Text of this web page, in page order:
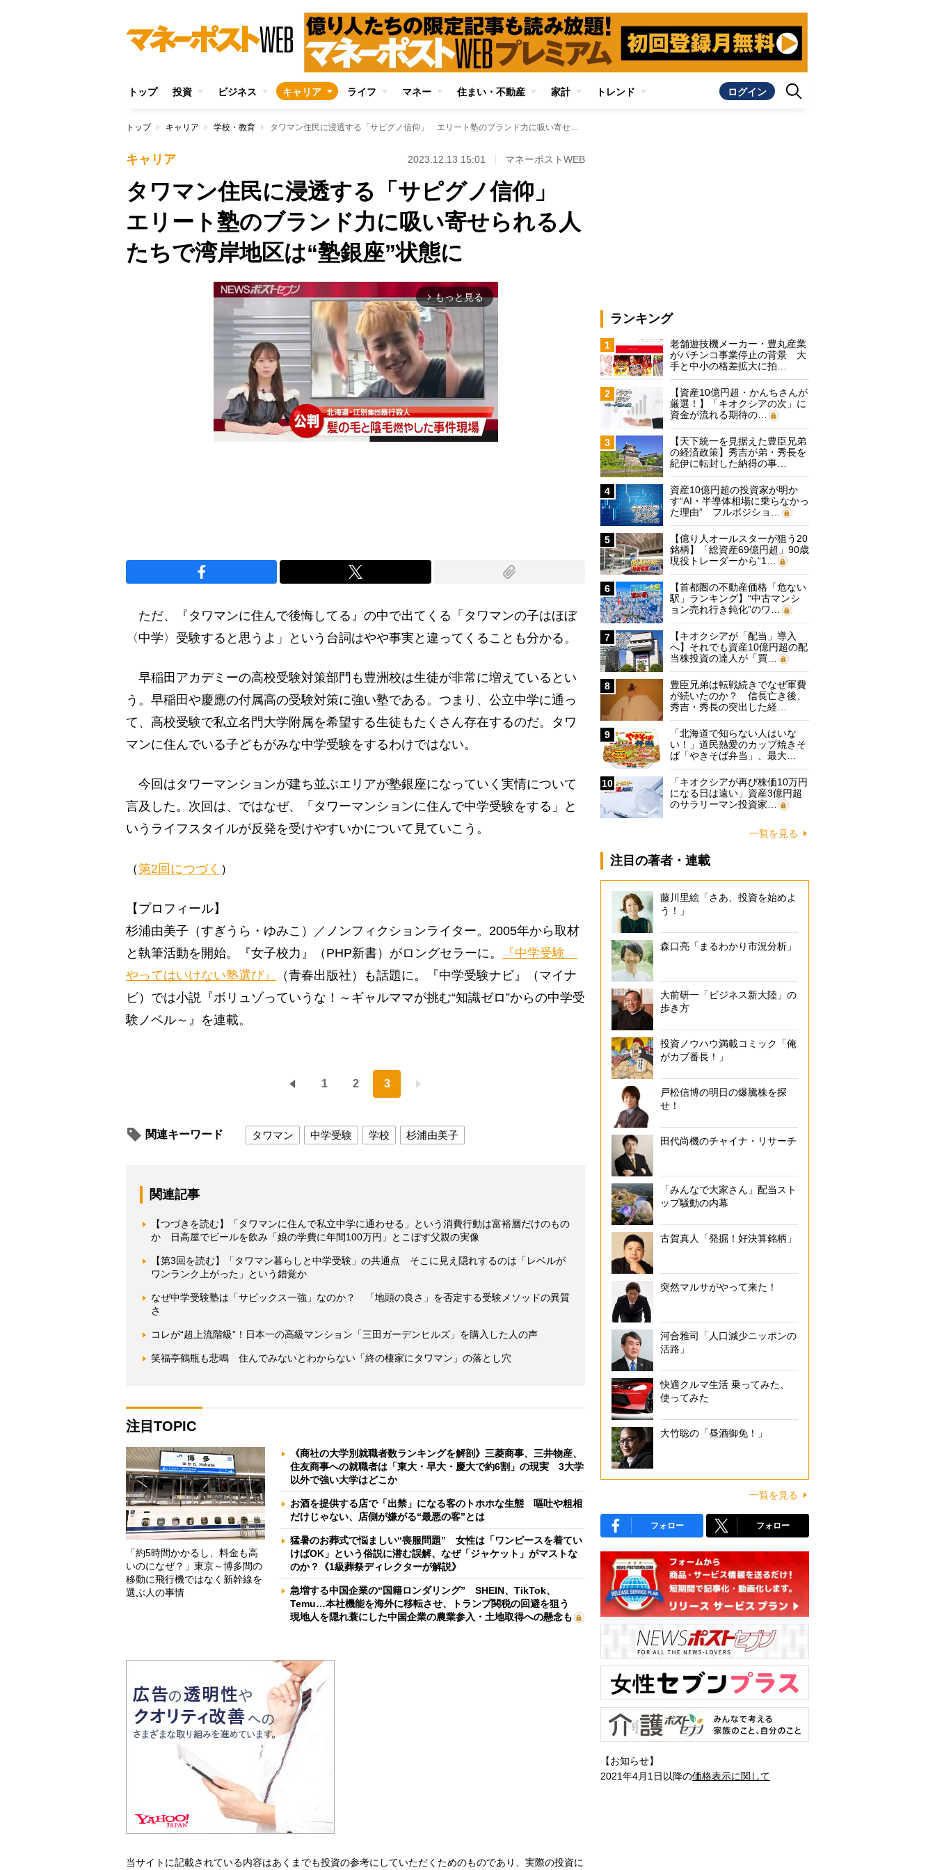
トップ 投資 ビジネス キャリア ライフ マネー 住まい・不動産 家計 トレンド ログイン
トップ キャリア 学校・教育 タワマン住民に浸透する「サピグノ信仰」 エリート塾のブランド力に吸い寄せられる人たちで湾岸地区は“塾銀座”状態に
キャリア 2023.12.13 15:01 マネーポストWEB
タワマン住民に浸透する「サピグノ信仰」
エリート塾のブランド力に吸い寄せられる人
たちで湾岸地区は“塾銀座”状態に
arrow_forward_ios もっと見る
ただ、『タワマンに住んで後悔してる』の中で出てくる「タワマンの子はほぼ
〈中学〉受験すると思うよ」という台詞はやや事実と違ってくることも分かる。
早稲田アカデミーの高校受験対策部門も豊洲校は生徒が非常に増えているとい
う。早稲田や慶應の付属高の受験対策に強い塾である。つまり、公立中学に通っ
て、高校受験で私立名門大学附属を希望する生徒もたくさん存在するのだ。タワ
マンに住んでいる子どもがみな中学受験をするわけではない。
今回はタワーマンションが建ち並ぶエリアが塾銀座になっていく実情について
言及した。次回は、ではなぜ、「タワーマンションに住んで中学受験をする」と
いうライフスタイルが反発を受けやすいかについて見ていこう。
（第2回につづく ）
【プロフィール】
杉浦由美子（すぎうら・ゆみこ）／ノンフィクションライター。2005年から取材
と執筆活動を開始。『女子校力』（PHP新書）がロングセラーに。
『中学受験
やってはいけない塾選び』
（青春出版社）も話題に。『中学受験ナビ』（マイナ
ビ）では小説『ボリュゾっていうな！～ギャルママが挑む“知識ゼロ”からの中学受
験ノベル～』を連載。
1 2 3
関連キーワード タワマン 中学受験 学校 杉浦由美子
関連記事
【つづきを読む】「タワマンに住んで私立中学に通わせる」という消費行動は富裕層だけのもの
か 日高屋でビールを飲み「娘の学費に年間100万円」とこぼす父親の実像
【第3回を読む】「タワマン暮らしと中学受験」の共通点 そこに見え隠れするのは「レベルが
ワンランク上がった」という錯覚か
なぜ中学受験塾は「サピックス一強」なのか？ 「地頭の良さ」を否定する受験メソッドの異質
さ
コレが“超上流階級”！日本一の高級マンション「三田ガーデンヒルズ」を購入した人の声
笑福亭鶴瓶も悲鳴 住んでみないとわからない「終の棲家にタワマン」の落とし穴
注目TOPIC
「約5時間かかるし、料金も高
いのになぜ？」東京～博多間の
移動に飛行機ではなく新幹線を
選ぶ人の事情
《商社の大学別就職者数ランキングを解剖》三菱商事、三井物産、
住友商事への就職者は「東大・早大・慶大で約6割」の現実 3大学
以外で強い大学はどこか
お酒を提供する店で「出禁」になる客のトホホな生態 嘔吐や粗相
だけじゃない、店側が嫌がる“最悪の客”とは
猛暑のお葬式で悩ましい“喪服問題” 女性は「ワンピースを着てい
けばOK」という俗説に潜む誤解、なぜ「ジャケット」がマストな
のか？《1級葬祭ディレクターが解説》
急増する中国企業の“国籍ロンダリング” SHEIN、TikTok、
Temu…本社機能を海外に移転させ、トランプ関税の回避を狙う
現地人を隠れ蓑にした中国企業の農業参入・土地取得への懸念も
当サイトに記載されている内容はあくまでも投資の参考にしていただくためのものであり、実際の投資に
ランキング
1
老舗遊技機メーカー・豊丸産業
がパチンコ事業停止の背景 大
手と中小の格差拡大に拍…
2
【資産10億円超・かんちさんが
厳選！】「キオクシアの次」に
資金が流れる期待の…
3
【天下統一を見据えた豊臣兄弟
の経済政策】秀吉が弟・秀長を
紀伊に転封した納得の事…
4
資産10億円超の投資家が明か
す“AI・半導体相場に乗らなかっ
た理由” フルポジショ…
5
【億り人オールスターが狙う20
銘柄】「総資産69億円超」90歳
現役トレーダーから“1…
6
【首都圏の不動産価格「危ない
駅」ランキング】“中古マンシ
ョン売れ行き鈍化”のワ…
7
【キオクシアが「配当」導入
へ】それでも資産10億円超の配
当株投資の達人が「買…
8
豊臣兄弟は転戦続きでなぜ軍費
が続いたのか？ 信長亡き後、
秀吉・秀長の突出した経…
9
「北海道で知らない人はいな
い！」道民熱愛のカップ焼きそ
ば「やきそば弁当」、最大…
10
「キオクシアが再び株価10万円
になる日は遠い」資産3億円超
のサラリーマン投資家…
一覧を見る
注目の著者・連載
藤川里絵「さあ、投資を始めよ
う！」
森口亮「まるわかり市況分析」
大前研一「ビジネス新大陸」の
歩き方
投資ノウハウ満載コミック「俺
がカブ番長！」
戸松信博の明日の爆騰株を探
せ！
田代尚機のチャイナ・リサーチ
「みんなで大家さん」配当スト
ップ騒動の内幕
古賀真人「発掘！好決算銘柄」
突然マルサがやって来た！
河合雅司「人口減少ニッポンの
活路」
快適クルマ生活 乗ってみた、
使ってみた
大竹聡の「昼酒御免！」
一覧を見る
フォロー フォロー
【お知らせ】
2021年4月1日以降の価格表示に関して